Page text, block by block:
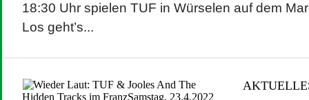
18:30 Uhr spielen TUF in Würselen auf dem
Los geht’s...